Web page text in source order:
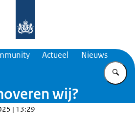
Actueel Nieuws
wij?
| 13:29